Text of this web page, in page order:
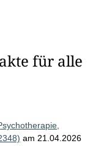
für alle
am 21.04.2026